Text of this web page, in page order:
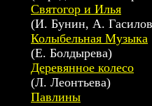
Святогор и Илья
(И. Бунин, А.
Колыбельная Музыка
(Е. Болдырева)
Деревянное колесо
(Л. Леонтьева)
Павлины